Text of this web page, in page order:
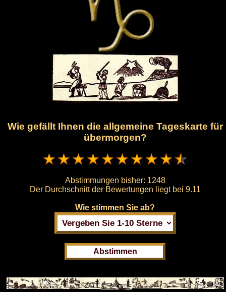
Wie gefällt Ihnen die allgemeine Tageskarte für
übermorgen?
Abstimmungen bisher: 1248
Der Durchschnitt der Bewertungen liegt bei 9.11
Wie stimmen Sie ab?